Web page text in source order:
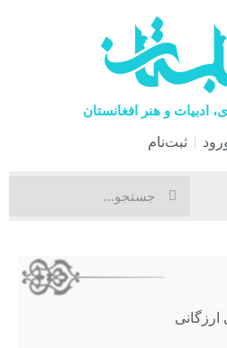
ادبیات و هنر افغانستان
ثبت‌نام